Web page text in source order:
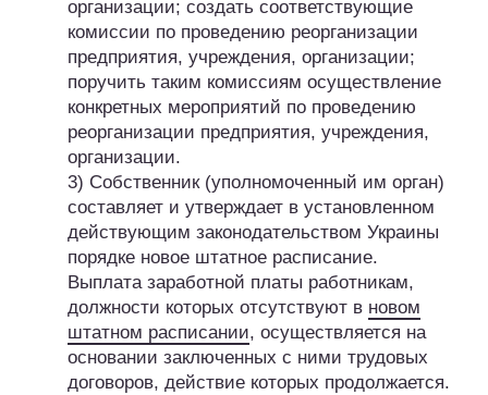
организации; создать соответствующие
комиссии по проведению реорганизации
предприятия, учреждения, организации;
поручить таким комиссиям осуществление
конкретных мероприятий по проведению
реорганизации предприятия, учреждения,
организации.
3) Собственник (уполномоченный им орган)
составляет и утверждает в установленном
действующим законодательством Украины
порядке новое штатное расписание.
Выплата заработной платы работникам,
должности которых отсутствуют в новом
штатном расписании, осуществляется на
основании заключенных с ними трудовых
договоров, действие которых продолжается.